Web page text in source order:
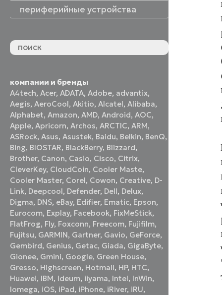
периферийные устройства
компании и бренды
A4tech,Acer,ADATA,Adobe, advantix,
Aegis,AeroCool,Akitio,Alcatel,Alibaba,
Alphabet,Amazon,AMD,Android,AOC,
Apple,Apricorn,Archos,ARCTIC,ARM,
ASRock,Asus,Asustek, Baidu, Belkin, BenQ,
Bing, BIOSTAR, BlackBerry, Blizzard,
Brother, Canon, Casio, Cisco, Citrix,
CleverKey, CloudCoin, Cooler Maste,
Cooler Master, Corel, Cowon, Creative, D-
Link, Deepcool, Defender, Dell, Delux,
Digma, DNS, eBay, Edifier, Ematic, Epson,
Eurocom, Explay, Facebook, FixMeStick,
FlatFrog, Fly, Foxconn, Freecom, Fujifilm,
Fujitsu, GARMIN, Gartner, Gavio, GeForce,
Gembird, Genius, Getac, Giada, GigaByte,
Gionee, Gmini, Google, Green House,
Gresso, Highscreen, Hotmail, HP, HTC,
Huawei, IBM, Ideum, iiyama, Intel, InWin,
Iomega, iOS, iPad, iPhone, iRiver, iRU,